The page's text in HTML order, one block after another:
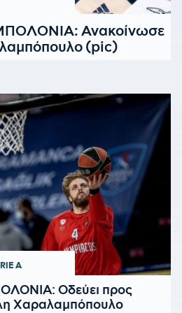
Ανακοίνωσε
(pic)
A
Οδεύει προς
Χαραλαμπόπουλο